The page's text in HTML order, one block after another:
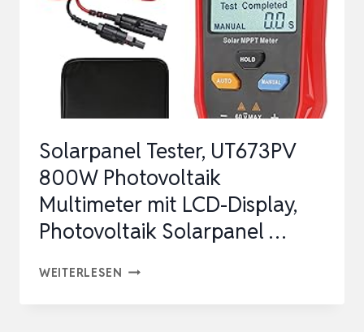
Solarpanel Tester, UT673PV
800W Photovoltaik
Multimeter mit LCD-Display,
Photovoltaik Solarpanel …
WEITERLESEN SOLARPANEL